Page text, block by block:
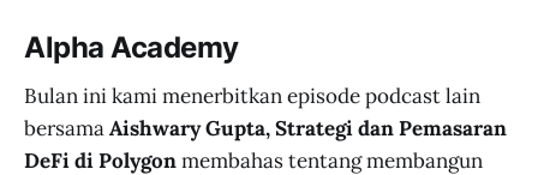
Alpha Academy
Bulan ini kami menerbitkan episode podcast lain
bersamaAishwary Gupta, Strategi dan Pemasaran
DeFi di Polygonmembahas tentang membangun